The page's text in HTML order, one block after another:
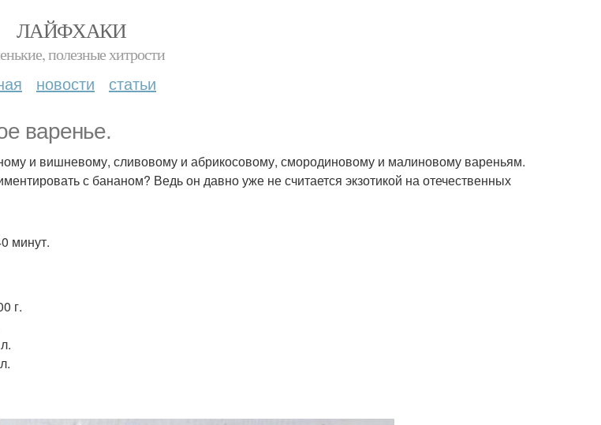
ЛАЙФХАКИ
полезные хитрости
новости статьи
варенье.
и вишневому, сливовому и абрикосовому, смородиновому и малиновому вареньям.
с бананом? Ведь он давно уже не считается экзотикой на отечественных
минут.
г.